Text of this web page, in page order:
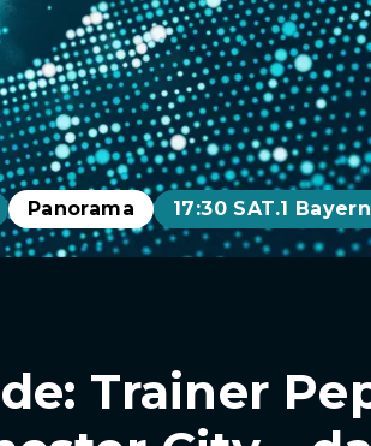
Panorama 17:30 SAT.1 Bayern
Trainer